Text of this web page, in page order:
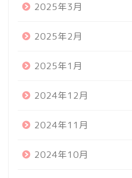
2025年3月
2025年2月
2025年1月
2024年12月
2024年11月
2024年10月